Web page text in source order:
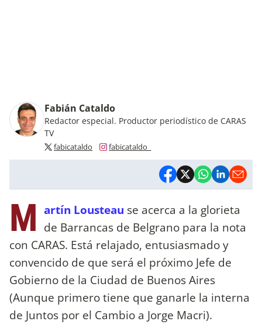
Fabián Cataldo
Redactor especial. Productor periodístico de CARAS
TV
fabicataldo fabicataldo_
M artín Lousteau se acerca a la glorieta
de Barrancas de Belgrano para la nota
con CARAS. Está relajado, entusiasmado y
convencido de que será el próximo Jefe de
Gobierno de la Ciudad de Buenos Aires
(Aunque primero tiene que ganarle la interna
de Juntos por el Cambio a Jorge Macri).